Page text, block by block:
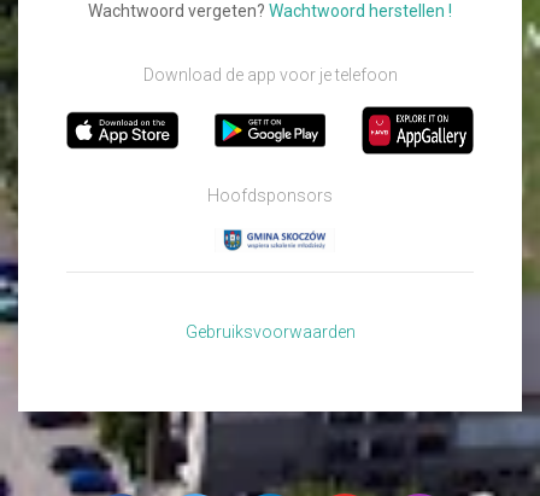
Wachtwoord vergeten? Wachtwoord herstellen !
Download de app voor je telefoon
Hoofdsponsors
Gebruiksvoorwaarden